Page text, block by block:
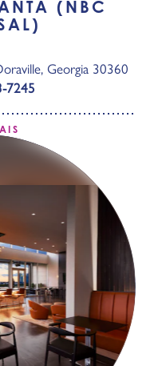
(NBC
Georgia 30360
7245